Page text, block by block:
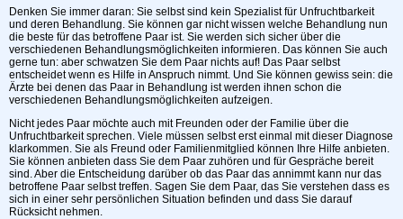
Denken Sie immer daran: Sie selbst sind kein Spezialist für Unfruchtbarkeit
und deren Behandlung. Sie können gar nicht wissen welche Behandlung nun
die beste für das betroffene Paar ist. Sie werden sich sicher über die
verschiedenen Behandlungsmöglichkeiten informieren. Das können Sie auch
gerne tun: aber schwatzen Sie dem Paar nichts auf! Das Paar selbst
entscheidet wenn es Hilfe in Anspruch nimmt. Und Sie können gewiss sein: die
Ärzte bei denen das Paar in Behandlung ist werden ihnen schon die
verschiedenen Behandlungsmöglichkeiten aufzeigen.
Nicht jedes Paar möchte auch mit Freunden oder der Familie über die
Unfruchtbarkeit sprechen. Viele müssen selbst erst einmal mit dieser Diagnose
klarkommen. Sie als Freund oder Familienmitglied können Ihre Hilfe anbieten.
Sie können anbieten dass Sie dem Paar zuhören und für Gespräche bereit
sind. Aber die Entscheidung darüber ob das Paar das annimmt kann nur das
betroffene Paar selbst treffen. Sagen Sie dem Paar, das Sie verstehen dass es
sich in einer sehr persönlichen Situation befinden und dass Sie darauf
Rücksicht nehmen.